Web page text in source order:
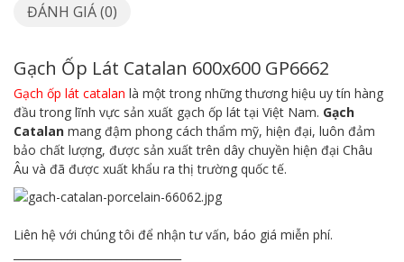
ĐÁNH GIÁ (0)
Gạch Ốp Lát Catalan 600x600 GP6662
Gạch ốp lát catalan là một trong những thương hiệu uy tín hàng
đầu trong lĩnh vực sản xuất gạch ốp lát tại Việt Nam. Gạch
Catalan mang đậm phong cách thẩm mỹ, hiện đại, luôn đảm
bảo chất lượng, được sản xuất trên dây chuyền hiện đại Châu
Âu và đã được xuất khẩu ra thị trường quốc tế.
Liên hệ với chúng tôi để nhận tư vấn, báo giá miễn phí.